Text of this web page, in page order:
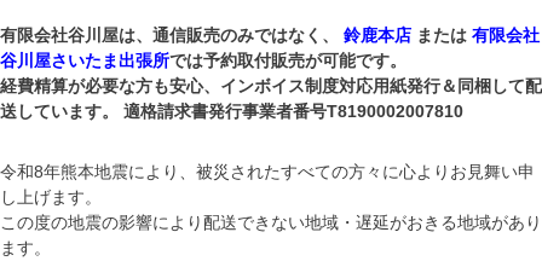
有限会社谷川屋は、通信販売のみではなく、 鈴鹿本店 または 有限会社
谷川屋さいたま出張所では予約取付販売が可能です。
経費精算が必要な方も安心、インボイス制度対応用紙発行＆同梱して配
送しています。 適格請求書発行事業者番号T8190002007810
令和8年熊本地震により、被災されたすべての方々に心よりお見舞い申
し上げます。
この度の地震の影響により配送できない地域・遅延がおきる地域があり
ます。